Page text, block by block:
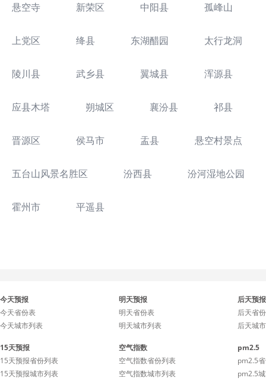
悬空寺 新荣区 中阳县 孤峰山
上党区 绛县 东湖醋园 太行龙洞
陵川县 武乡县 翼城县 浑源县
应县木塔 朔城区 襄汾县 祁县
晋源区 侯马市 盂县 悬空村景点
五台山风景名胜区 汾西县 汾河湿地公园
霍州市 平遥县
今天预报
今天省份表
今天城市列表
明天预报
明天省份表
明天城市列表
后天预报
后天省
后天城
15天预报
15天预报省份列表
15天预报城市列表
空气指数
空气指数省份列表
空气指数城市列表
pm2.5
pm2.5
pm2.5